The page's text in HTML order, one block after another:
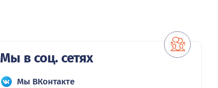
Мы в соц. сетях
Мы ВКонтакте